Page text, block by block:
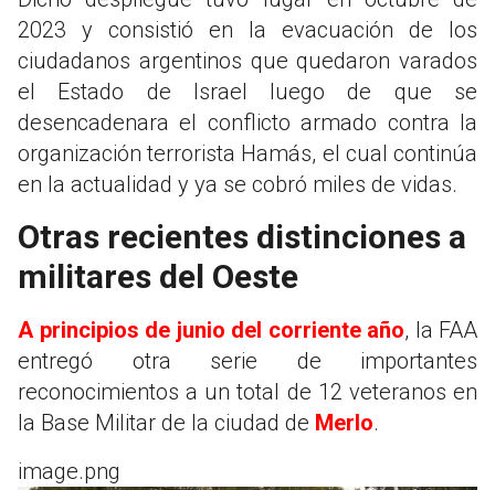
2023 y consistió en la evacuación de los
ciudadanos argentinos que quedaron varados
el Estado de Israel luego de que se
desencadenara el conflicto armado contra la
organización terrorista Hamás, el cual continúa
en la actualidad y ya se cobró miles de vidas.
Otras recientes distinciones a
militares del Oeste
A principios de junio del corriente año, la FAA
entregó otra serie de importantes
reconocimientos a un total de 12 veteranos en
la Base Militar de la ciudad de Merlo.
image.png